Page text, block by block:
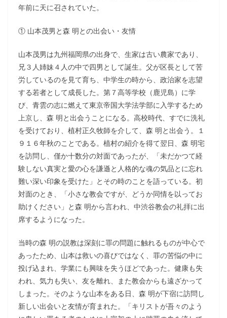
年前に天に召されていた。
① 山本茂男と森 明との出会い・友情
山本茂男は九州福岡県の出身で、生家は古い農家であり、
兄３人姉妹４人の中で四男として誕生。父が区長として苦
労しているのを見て育ち、中学生の時から、政治家を志望
する若者として成長した。第７高等学校（鹿児島）に学
び、青雲の志に燃えて東京帝国大学法学部に入学するため
上京し、森 明と出会うことになる。高校時代、すでに洗礼
を受けており、植村正久牧師を介して、森 明と出会う。１
９１６年秋のことである。植村の紹介を得て翌日、森 明宅
を訪問し、僅か十数分の対面であったが、「未だかつて経
験しない真実と愛の心を謙遜と人格的な魂の気品とに忘れ
難い深い印象を受けた」とその時のことを語っている。初
対面のとき、「小さな教会ですが、どうか同情を以ってお
助けください」と森 明から言われ、中渋谷教会の礼拝に出
席するようになった。
当時の森 明の説教は深刻に罪の問題に触れるものが中心で
あったため、山本は救いの喜びではなく、罪の苦悩の中に
投げ込まれ、学業にも興味を失うほどであった。健康も失
われ、気力も失い、友を離れ、また教会からも遠ざかって
しまった。そのような山本をある日、森 明が下宿に訪問し
新しい出会いと友情が育まれた。「キリストが吾々のよう